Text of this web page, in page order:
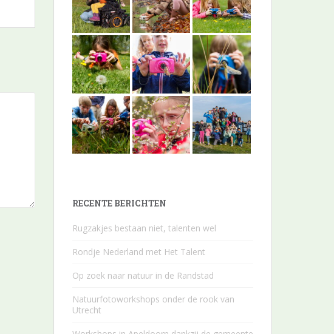
RECENTE BERICHTEN
Rugzakjes bestaan niet, talenten wel
Rondje Nederland met Het Talent
Op zoek naar natuur in de Randstad
Natuurfotoworkshops onder de rook van
Utrecht